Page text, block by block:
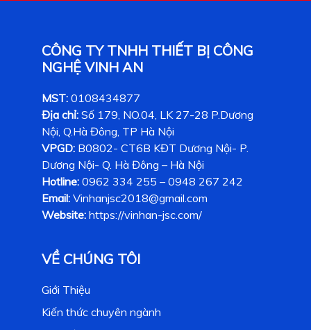
CÔNG TY TNHH THIẾT BỊ CÔNG
NGHỆ VINH AN
MST: 0108434877
Địa chỉ: Số 179, NO.04, LK 27-28 P.Dương
Nội, Q.Hà Đông, TP Hà Nội
VPGD: B0802- CT6B KĐT Dương Nội- P.
Dương Nội- Q. Hà Đông – Hà Nội
Hotline: 0962 334 255 – 0948 267 242
Email: Vinhanjsc2018@gmail.com
Website: https://vinhan-jsc.com/
VỀ CHÚNG TÔI
Giới Thiệu
Kiến thức chuyên ngành